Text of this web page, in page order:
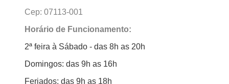
Cep: 07113-001
Horário de Funcionamento:
2ª feira à Sábado - das 8h as 20h
Domingos: das 9h as 16h
Feriados: das 9h as 18h